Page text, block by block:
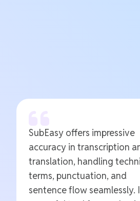
SubEasy offers impressive
accuracy in transcription
translation, handling
terms, punctuation, and
sentence flow seamlessly.